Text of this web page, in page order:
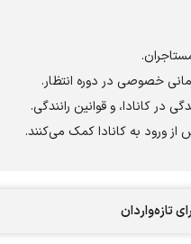
خصوصی در دوره انتظار.
در کانادا، و قوانین رانندگی.
از ورود به کانادا کمک می‌کنند.
تازه‌واردان